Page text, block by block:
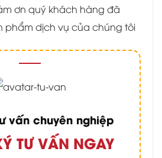
ơn quý khách hàng đã
phẩm dịch vụ của chúng tôi
vấn chuyên nghiệp
TƯ VẤN NGAY